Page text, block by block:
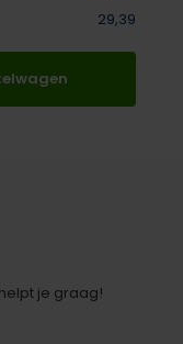
29,39
je graag!